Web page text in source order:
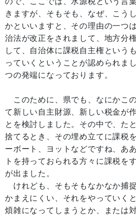
きますが、そもそも、なぜ、こう
かといいますと、その理由の一つ
治法が改正をされまして、地方分
して、自治体に課税自主権という
っていくということが認められま
つの発端になっております。
このために、県でも、なにかこ
て新しい自主財源、新しい税金が
とを検討しました。その中で、た
捨てるとき、その埋め立てに課税
ーボート、ヨットなどですね、あ
トを持っておられる方々に課税を
が出ました。
けれども、そもそもなかなか捕
かまえにくい、それをやっていく
煩雑になってしまうとか、または